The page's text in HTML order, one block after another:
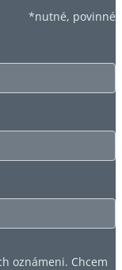
*nutné, povinné
oznámeni. Chcem